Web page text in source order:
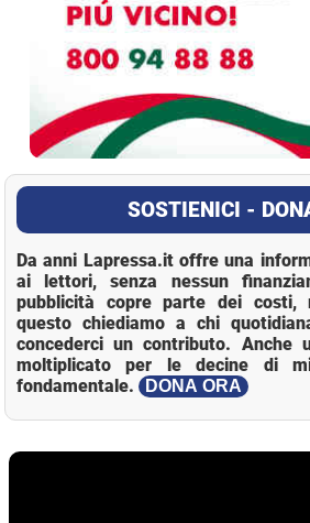
SOSTIENICI -
Da anni Lapressa.it offre una
ai lettori, senza nessun
pubblicità copre parte dei costi,
questo chiediamo a chi
concederci un contributo. Anche
moltiplicato per le decine di
fondamentale.
DONA ORA